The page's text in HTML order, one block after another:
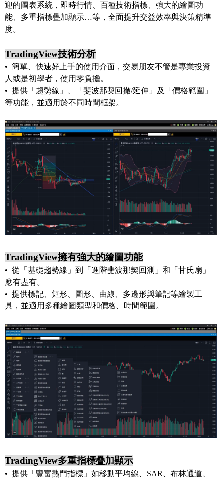
迎的圖表系統，即時行情、百種技術指標、強大的繪圖功
能、多重指標疊加顯示…等，全面提升交益效率與決策精準
度。
TradingView技術分析
• 簡單、快速好上手的使用介面，交易朋友不管是專業投資
人或是初學者，使用零負擔。
• 提供「趨勢線」、「斐波那契回撤/延伸」及「價格範圍」
等功能，並適用於不同時間框架。
TradingView擁有強大的繪圖功能
• 從「基礎趨勢線」到「進階斐波那契回測」和「甘氏扇」
應有盡有。
• 提供標記、矩形、圖形、曲線、多邊形與筆記等繪製工
具，並適用多種繪圖類型和價格、時間範圍。
TradingView多重指標疊加顯示
• 提供「豐富熱門指標」如移動平均線、SAR、布林通道、